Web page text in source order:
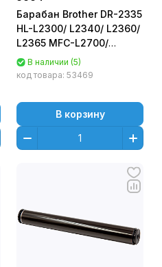
Барабан Brother DR-2335
HL-L2300/ L2340/ L2360/
L2365 MFC-L2700/
L2720/ L2740 DCP-L2500/
DC-Select
В наличии (5)
код товара: 53469
В корзину